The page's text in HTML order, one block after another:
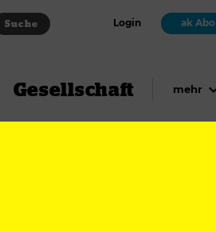
Login ak Abo
Gesellschaft mehr